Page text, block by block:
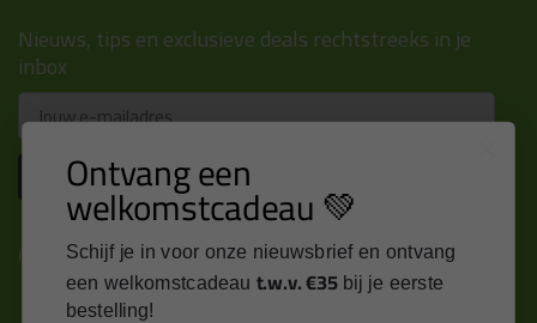
Nieuws, tips en exclusieve deals rechtstreeks in je
inbox
Email
Inschrijven
Kitcentrum is trots op:
Ontvang een
welkomstcadeau 💚
Schijf je in voor onze nieuwsbrief en ontvang
een welkomstcadeau t.w.v. €35 bij je eerste
bestelling!